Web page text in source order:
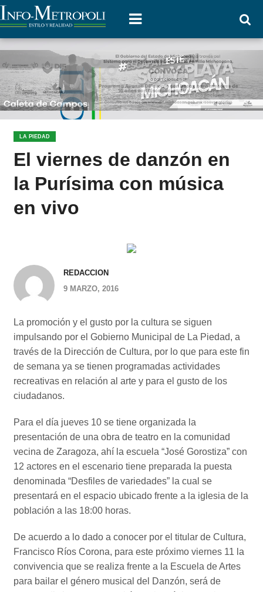
LA PIEDAD
El viernes de danzón en
la Purísima con música
en vivo
REDACCION
9 MARZO, 2016
La promoción y el gusto por la cultura se siguen
impulsando por el Gobierno Municipal de La Piedad, a
través de la Dirección de Cultura, por lo que para este fin
de semana ya se tienen programadas actividades
recreativas en relación al arte y para el gusto de los
ciudadanos.
Para el día jueves 10 se tiene organizada la
presentación de una obra de teatro en la comunidad
vecina de Zaragoza, ahí la escuela “José Gorostiza” con
12 actores en el escenario tiene preparada la puesta
denominada “Desfiles de variedades” la cual se
presentará en el espacio ubicado frente a la iglesia de la
población a las 18:00 horas.
De acuerdo a lo dado a conocer por el titular de Cultura,
Francisco Ríos Corona, para este próximo viernes 11 la
convivencia que se realiza frente a la Escuela de Artes
para bailar el género musical del Danzón, será de